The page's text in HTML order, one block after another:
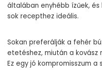
általában enyhébb ízűek, és
sok recepthez ideális.
Sokan preferálják a fehér
etetéshez, miután a
Ez egy jó kompromisszum